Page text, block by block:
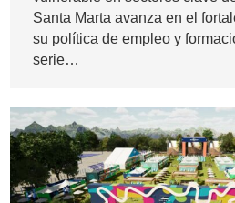
Santa Marta avanza en el
su política de empleo y
serie…